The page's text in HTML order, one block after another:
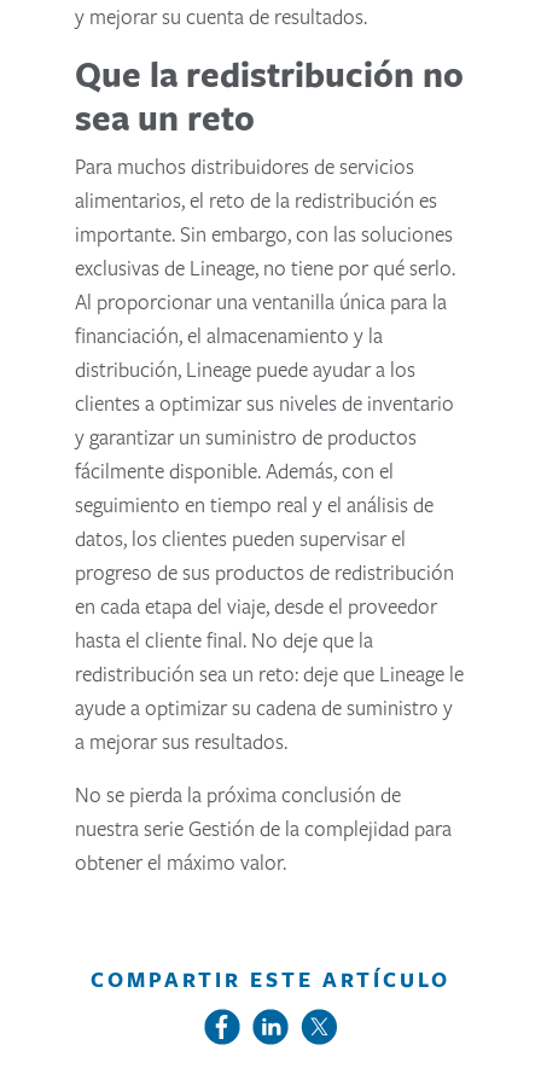
y mejorar su cuenta de resultados.
Que la redistribución no
sea un reto
Para muchos distribuidores de servicios
alimentarios, el reto de la redistribución es
importante. Sin embargo, con las soluciones
exclusivas de Lineage, no tiene por qué serlo.
Al proporcionar una ventanilla única para la
financiación, el almacenamiento y la
distribución, Lineage puede ayudar a los
clientes a optimizar sus niveles de inventario
y garantizar un suministro de productos
fácilmente disponible. Además, con el
seguimiento en tiempo real y el análisis de
datos, los clientes pueden supervisar el
progreso de sus productos de redistribución
en cada etapa del viaje, desde el proveedor
hasta el cliente final. No deje que la
redistribución sea un reto: deje que Lineage le
ayude a optimizar su cadena de suministro y
a mejorar sus resultados.
No se pierda la próxima conclusión de
nuestra serie Gestión de la complejidad para
obtener el máximo valor.
COMPARTIR ESTE ARTÍCULO